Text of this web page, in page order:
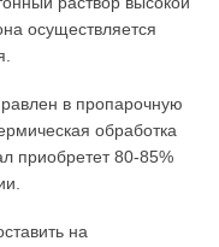
осуществляется
в пропарочную
обработка
приобретет 80-85%
на